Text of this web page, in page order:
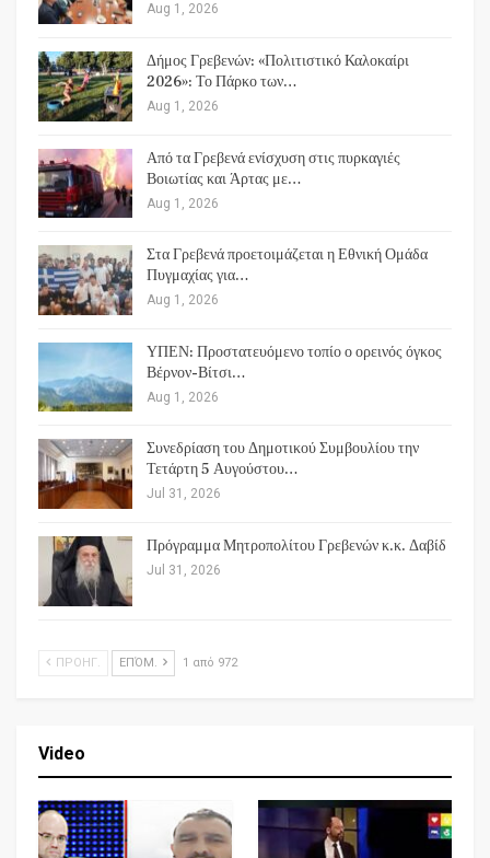
Aug 1, 2026
Δήμος Γρεβενών: «Πολιτιστικό Καλοκαίρι
2026»: Το Πάρκο των…
Aug 1, 2026
Από τα Γρεβενά ενίσχυση στις πυρκαγιές
Βοιωτίας και Άρτας με…
Aug 1, 2026
Στα Γρεβενά προετοιμάζεται η Εθνική Ομάδα
Πυγμαχίας για…
Aug 1, 2026
ΥΠΕΝ: Προστατευόμενο τοπίο ο ορεινός όγκος
Βέρνον-Βίτσι…
Aug 1, 2026
Συνεδρίαση του Δημοτικού Συμβουλίου την
Τετάρτη 5 Αυγούστου…
Jul 31, 2026
Πρόγραμμα Μητροπολίτου Γρεβενών κ.κ. Δαβίδ
Jul 31, 2026
ΠΡΟΗΓ. ΕΠΌΜ. 1 από 972
Video